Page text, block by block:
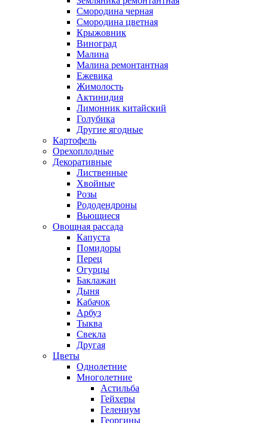
Смородина черная
Смородина цветная
Крыжовник
Виноград
Малина
Малина ремонтантная
Ежевика
Жимолость
Актинидия
Лимонник китайский
Голубика
Другие ягодные
Картофель
Орехоплодные
Декоративные
Лиственные
Хвойные
Розы
Рододендроны
Вьющиеся
Овощная рассада
Капуста
Помидоры
Перец
Огурцы
Баклажан
Дыня
Кабачок
Арбуз
Тыква
Свекла
Другая
Цветы
Однолетние
Многолетние
Астильба
Гейхеры
Гелениум
Георгины